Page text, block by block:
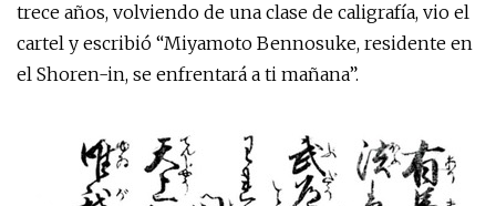
trece años, volviendo de una clase de caligrafía, vio el
cartel y escribió “Miyamoto Bennosuke, residente en
el Shoren-in, se enfrentará a ti mañana”.